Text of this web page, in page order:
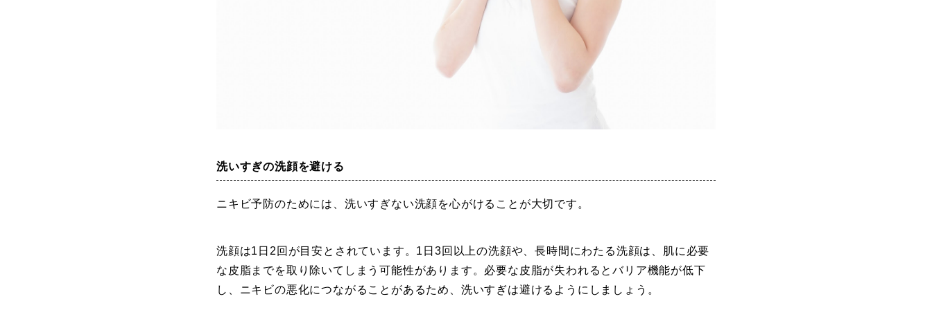
洗いすぎの洗顔を避ける
ニキビ予防のためには、洗いすぎない洗顔を心がけることが大切です。
洗顔は1日2回が目安とされています。1日3回以上の洗顔や、長時間にわたる洗顔は、肌に必要
な皮脂までを取り除いてしまう可能性があります。必要な皮脂が失われるとバリア機能が低下
し、ニキビの悪化につながることがあるため、洗いすぎは避けるようにしましょう。